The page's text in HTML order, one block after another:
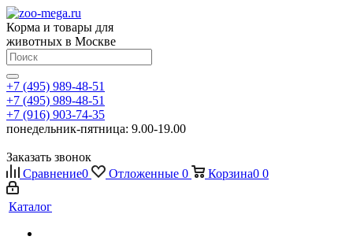
Корма и товары для
животных в Москве
+7 (495) 989-48-51
+7 (495) 989-48-51
+7 (916) 903-74-35
понедельник-пятница: 9.00-19.00
Заказать звонок
Сравнение0 Отложенные 0 Корзина0 0
Каталог